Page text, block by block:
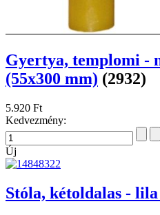
Gyertya, templomi -
(55x300 mm) (2932)
5.920 Ft
Kedvezmény:
Új
Stóla, kétoldalas - lila